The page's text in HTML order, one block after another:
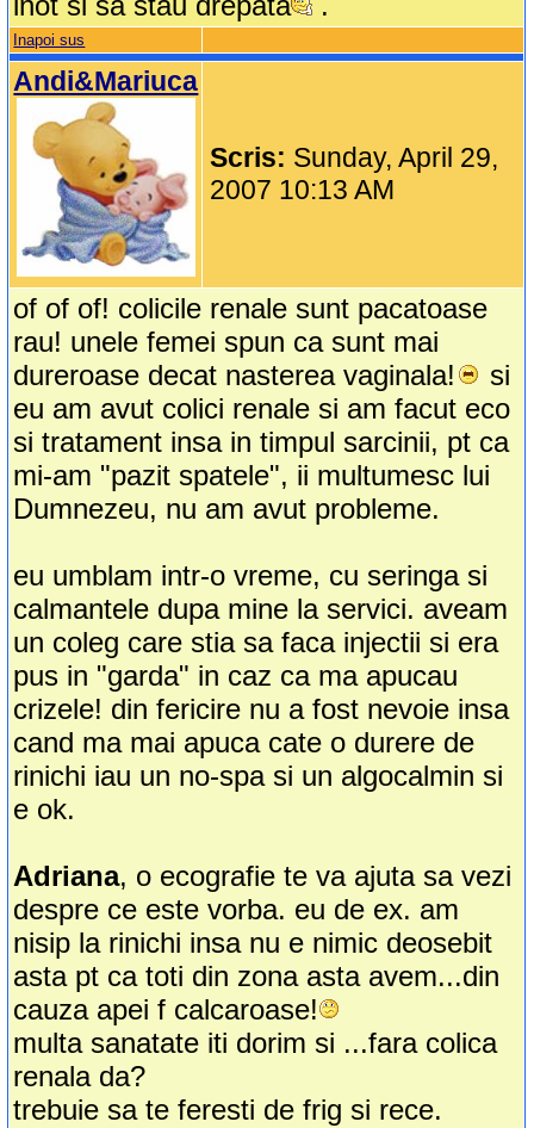
Inapoi sus
Andi&Mariuca
Scris: Sunday, April 29,
2007 10:13 AM
of of of! colicile renale sunt pacatoase
rau! unele femei spun ca sunt mai
dureroase decat nasterea vaginala!
si
eu am avut colici renale si am facut eco
si tratament insa in timpul sarcinii, pt ca
mi-am "pazit spatele", ii multumesc lui
Dumnezeu, nu am avut probleme.
eu umblam intr-o vreme, cu seringa si
calmantele dupa mine la servici. aveam
un coleg care stia sa faca injectii si era
pus in "garda" in caz ca ma apucau
crizele! din fericire nu a fost nevoie insa
cand ma mai apuca cate o durere de
rinichi iau un no-spa si un algocalmin si
e ok.
Adriana, o ecografie te va ajuta sa vezi
despre ce este vorba. eu de ex. am
nisip la rinichi insa nu e nimic deosebit
asta pt ca toti din zona asta avem...din
cauza apei f calcaroase!
multa sanatate iti dorim si ...fara colica
renala da?
trebuie sa te feresti de frig si rece.